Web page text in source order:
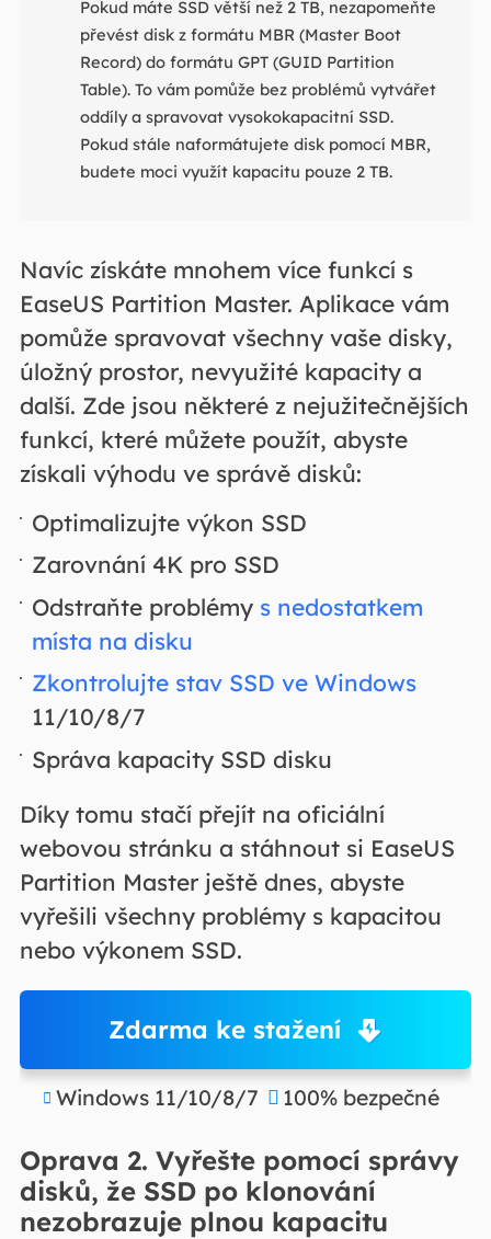
Pokud máte SSD větší než 2 TB, nezapomeňte
převést disk z formátu MBR (Master Boot
Record) do formátu GPT (GUID Partition
Table). To vám pomůže bez problémů vytvářet
oddíly a spravovat vysokokapacitní SSD.
Pokud stále naformátujete disk pomocí MBR,
budete moci využít kapacitu pouze 2 TB.
Navíc získáte mnohem více funkcí s
EaseUS Partition Master. Aplikace vám
pomůže spravovat všechny vaše disky,
úložný prostor, nevyužité kapacity a
další. Zde jsou některé z nejužitečnějších
funkcí, které můžete použít, abyste
získali výhodu ve správě disků:
Optimalizujte výkon SSD
Zarovnání 4K pro SSD
Odstraňte problémy s nedostatkem
místa na disku
Zkontrolujte stav SSD ve Windows
11/10/8/7
Správa kapacity SSD disku
Díky tomu stačí přejít na oficiální
webovou stránku a stáhnout si EaseUS
Partition Master ještě dnes, abyste
vyřešili všechny problémy s kapacitou
nebo výkonem SSD.
Zdarma ke stažení
 Windows 11/10/8/7  100% bezpečné
Oprava 2. Vyřešte pomocí správy
disků, že SSD po klonování
nezobrazuje plnou kapacitu